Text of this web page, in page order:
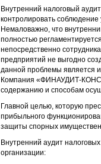
Внутренний налоговый
контролировать соблюдение
Немаловажно, что
полностью
непосредственно
предприятий не выгодно
данной проблемы является
Компания «ФИНАУДИТ-
содержанию и способам
Главной целью, которую
прибыльного
защиты спорных
Внутренний аудит
организации: